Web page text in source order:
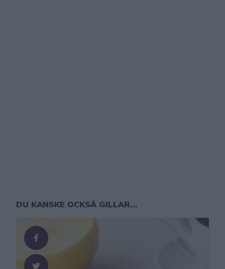
DU KANSKE OCKSÅ GILLAR...